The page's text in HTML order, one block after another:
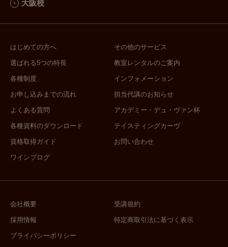
■「独自のメソッドを使った、楽しみ
クラスの特徴は、「クラスメートとの
交流」と「熱心な個別指導」。授業が
終わった後は、クラス会という交流の
場を頻繁に設けて、美味しいワインと
クのせいでしょうか…すぐに皆さん打
ち解けるので、私がいなくても、級長
さんというクラスのリーダーが中心に
いたいか」を、夢として書いていただ
き、全コース終了後にどのくらい達成
は、必ずワイン産地の地図上の位置を
大阪校
はじめての方へ
選ばれる5つの特長
各種制度
お申し込みまでの流れ
よくある質問
各種資料のダウンロード
資格取得ガイド
ワインブログ
その他のサービス
教室レンタルのご案内
インフォメーション
担当代講のお知らせ
アカデミー・デュ・ヴァン杯
テイスティングカーヴ
お問い合わせ
会社概要
採用情報
プライバシーポリシー
受講規約
特定商取引法に基づく表示